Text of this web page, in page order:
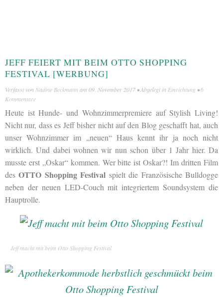
JEFF FEIERT MIT BEIM OTTO SHOPPING
FESTIVAL [WERBUNG]
Verfasst von Nadine Beckmann am 09. November 2017 • Abgelegt in Einrichtung •6
Kommentare
Heute ist Hunde- und Wohnzimmerpremiere auf Stylish Living!
Nicht nur, dass es Jeff bisher nicht auf den Blog geschafft hat, auch
unser Wohnzimmer im „neuen“ Haus kennt ihr ja noch nicht
wirklich. Und dabei wohnen wir nun schon über 1 Jahr hier. Da
musste erst „Oskar“ kommen. Wer bitte ist Oskar?! Im dritten Film
desOTTO Shopping Festival spielt die Französische Bulldogge
neben der neuen LED-Couch mit integriertem Soundsystem die
Hauptrolle.
Jeff macht mit beim Otto Shopping Festival